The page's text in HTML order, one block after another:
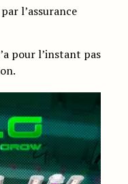
l’assurance
pour l’instant pas